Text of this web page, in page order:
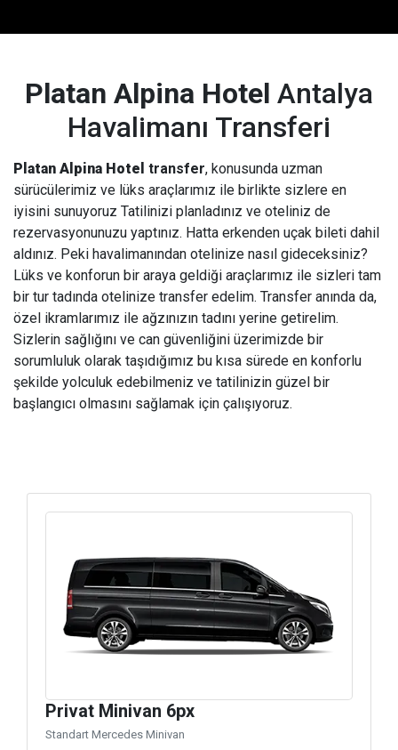
Platan Alpina Hotel Antalya
Havalimanı Transferi
Platan Alpina Hotel transfer, konusunda uzman
sürücülerimiz ve lüks araçlarımız ile birlikte sizlere en
iyisini sunuyoruz Tatilinizi planladınız ve oteliniz de
rezervasyonunuzu yaptınız. Hatta erkenden uçak bileti dahil
aldınız. Peki havalimanından otelinize nasıl gideceksiniz?
Lüks ve konforun bir araya geldiği araçlarımız ile sizleri tam
bir tur tadında otelinize transfer edelim. Transfer anında da,
özel ikramlarımız ile ağzınızın tadını yerine getirelim.
Sizlerin sağlığını ve can güvenliğini üzerimizde bir
sorumluluk olarak taşıdığımız bu kısa sürede en konforlu
şekilde yolculuk edebilmeniz ve tatilinizin güzel bir
başlangıcı olmasını sağlamak için çalışıyoruz.
Privat Minivan 6px
Standart Mercedes Minivan